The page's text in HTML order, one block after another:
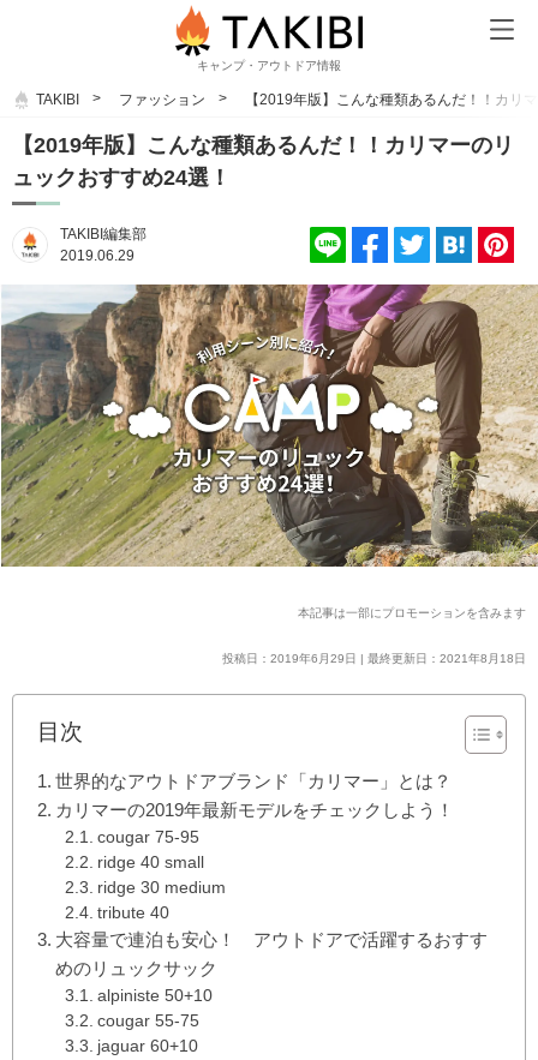
キャンプ・アウトドア情報
TAKIBI ファッション 【2019年版】こんな種類あるんだ！！カリ
【2019年版】こんな種類あるんだ！！カリマーのリ
ュックおすすめ24選！
TAKIBI編集部
2019.06.29
本記事は一部にプロモーションを含みます
投稿日：2019年6月29日 | 最終更新日：2021年8月18日
目次
世界的なアウトドアブランド「カリマー」とは？
カリマーの2019年最新モデルをチェックしよう！
cougar 75-95
ridge 40 small
ridge 30 medium
tribute 40
大容量で連泊も安心！ アウトドアで活躍するおすす
めのリュックサック
alpiniste 50+10
cougar 55-75
jaguar 60+10